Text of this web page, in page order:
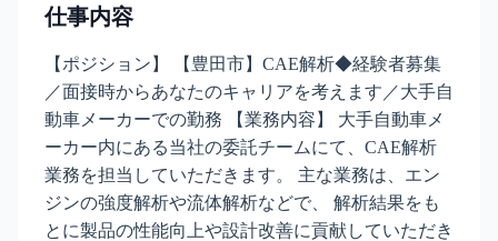
仕事内容
【ポジション】 【豊田市】CAE解析◆経験者募集
／面接時からあなたのキャリアを考えます／大手自
動車メーカーでの勤務 【業務内容】 大手自動車メ
ーカー内にある当社の委託チームにて、CAE解析
業務を担当していただきます。 主な業務は、エン
ジンの強度解析や流体解析などで、 解析結果をも
とに製品の性能向上や設計改善に貢献していただき